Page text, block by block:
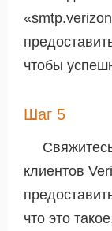
чтобы
Шаг 5
клиентов
что это